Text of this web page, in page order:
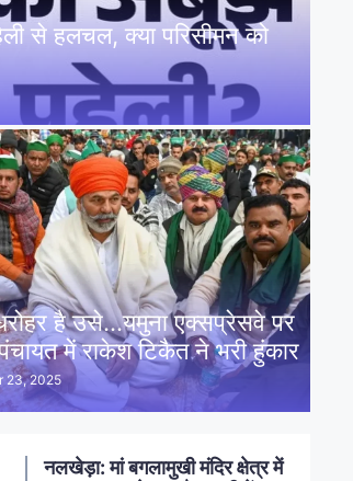
से हलचल, क्या परिसीमन को
धरोहर है उसे…यमुना एक्सप्रेसवे पर
में राकेश टिकैत ने भरी हुंकार
23, 2025
नलखेड़ा: मां बगलामुखी मंदिर क्षेत्र में